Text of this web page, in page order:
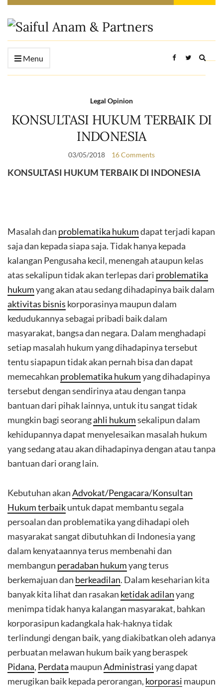
Menu
form
Legal Opinion
KONSULTASI HUKUM TERBAIK DI
INDONESIA
03/05/2018 16 Comments
KONSULTASI HUKUM TERBAIK DI INDONESIA
Masalah dan problematika hukumdapat terjadi kapan
saja dan kepada siapa saja. Tidak hanya kepada
kalangan Pengusaha kecil, menengah ataupun kelas
atas sekalipun tidak akan terlepas dari problematika
hukumyang akan atau sedang dihadapinya baik dalam
aktivitas bisnis korporasinya maupun dalam
kedudukannya sebagai pribadi baik dalam
masyarakat, bangsa dan negara. Dalam menghadapi
setiap masalah hukum yang dihadapinya tersebut
tentu siapapun tidak akan pernah bisa dan dapat
memecahkan problematika hukumyang dihadapinya
tersebut dengan sendirinya atau dengan tanpa
bantuan dari pihak lainnya, untuk itu sangat tidak
mungkin bagi seorangahli hukumsekalipun dalam
kehidupannya dapat menyelesaikan masalah hukum
yang sedang atau akan dihadapinya dengan atau tanpa
bantuan dari orang lain.
Kebutuhan akanAdvokat/Pengacara/Konsultan
Hukum terbaikuntuk dapat membantu segala
persoalan dan problematika yang dihadapi oleh
masyarakat sangat dibutuhkan di Indonesia yang
dalam kenyataannya terus membenahi dan
membangun peradaban hukumyang terus
berkemajuan dan berkeadilan. Dalam keseharian kita
banyak kita lihat dan rasakan ketidak adilanyang
menimpa tidak hanya kalangan masyarakat, bahkan
korporasipun kadangkala hak-haknya tidak
terlindungi dengan baik, yang diakibatkan oleh adanya
perbuatan melawan hukum baik yang beraspek
Pidana, Perdata maupunAdministrasiyang dapat
merugikan baik kepada perorangan, korporasi maupun